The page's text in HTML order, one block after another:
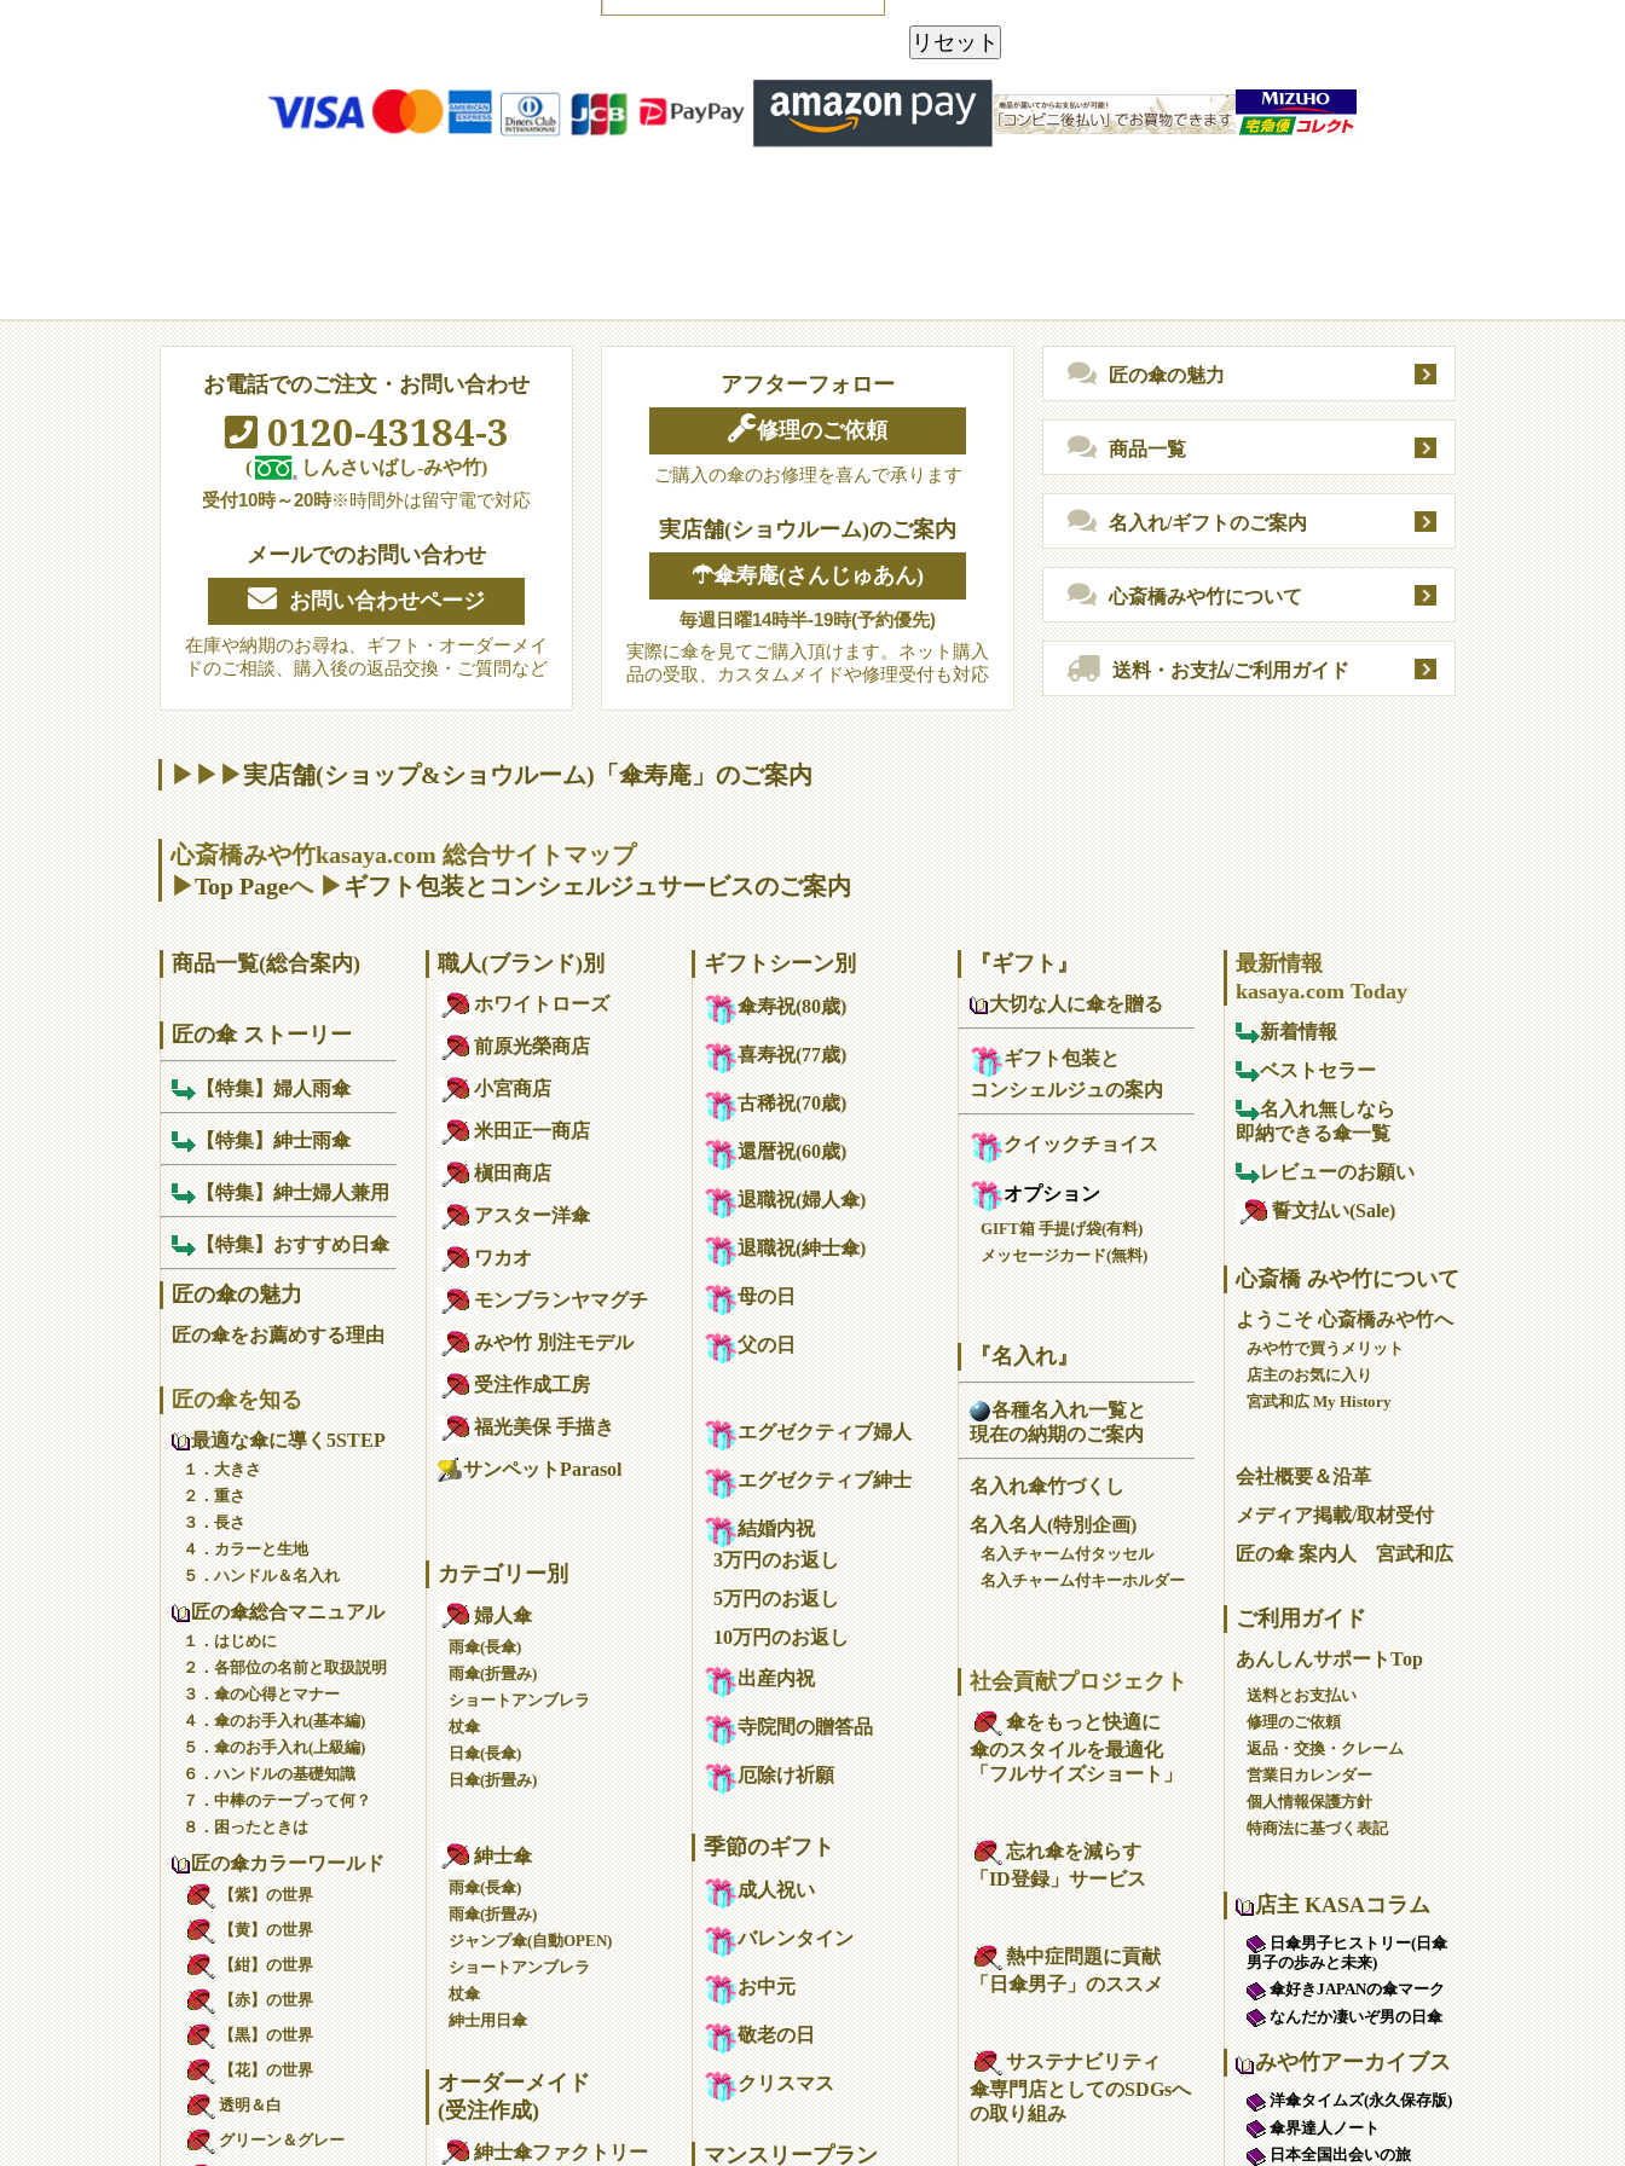
お電話でのご注文・お問い合わせ
0120-43184-3
(
しんさいばし-みや竹)
受付10時～20時※時間外は留守電で対応
メールでのお問い合わせ
お問い合わせページ
在庫や納期のお尋ね、ギフト・オーダーメイ
ドのご相談、購入後の返品交換・ご質問など
アフターフォロー
修理のご依頼
ご購入の傘のお修理を喜んで承ります
実店舗(ショウルーム)のご案内
☂傘寿庵(さんじゅあん)
毎週日曜14時半-19時(予約優先)
実際に傘を見てご購入頂けます。ネット購入
品の受取、カスタムメイドや修理受付も対応
匠の傘の魅力
商品一覧
名入れ/ギフトのご案内
心斎橋みや竹について
送料・お支払/ご利用ガイド
▶▶▶実店舗(ショップ&ショウルーム)「傘寿庵」のご案内
心斎橋みや竹kasaya.com 総合サイトマップ
▶Top Pageへ ▶ギフト包装とコンシェルジュサービスのご案内
商品一覧(総合案内)
匠の傘 ストーリー
【特集】婦人雨傘
【特集】紳士雨傘
【特集】紳士婦人兼用
【特集】おすすめ日傘
匠の傘の魅力
匠の傘をお薦めする理由
匠の傘を知る
最適な傘に導く5STEP
１．大きさ
２．重さ
３．長さ
４．カラーと生地
５．ハンドル＆名入れ
匠の傘総合マニュアル
１．はじめに
２．各部位の名前と取扱説明
３．傘の心得とマナー
４．傘のお手入れ(基本編)
５．傘のお手入れ(上級編)
６．ハンドルの基礎知識
７．中棒のテープって何？
８．困ったときは
匠の傘カラーワールド
【紫】の世界
【黄】の世界
【紺】の世界
【赤】の世界
【黒】の世界
【花】の世界
透明＆白
グリーン＆グレー
職人(ブランド)別
ホワイトローズ
前原光榮商店
小宮商店
米田正一商店
槇田商店
アスター洋傘
ワカオ
モンブランヤマグチ
みや竹 別注モデル
受注作成工房
福光美保 手描き
サンペットParasol
カテゴリー別
婦人傘
雨傘(長傘)
雨傘(折畳み)
ショートアンブレラ
杖傘
日傘(長傘)
日傘(折畳み)
紳士傘
雨傘(長傘)
雨傘(折畳み)
ジャンプ傘(自動OPEN)
ショートアンブレラ
杖傘
紳士用日傘
オーダーメイド
(受注作成)
紳士傘ファクトリー
ギフトシーン別
傘寿祝(80歳)
喜寿祝(77歳)
古稀祝(70歳)
還暦祝(60歳)
退職祝(婦人傘)
退職祝(紳士傘)
母の日
父の日
エグゼクティブ婦人
エグゼクティブ紳士
結婚内祝
3万円のお返し
5万円のお返し
10万円のお返し
出産内祝
寺院間の贈答品
厄除け祈願
季節のギフト
成人祝い
バレンタイン
お中元
敬老の日
クリスマス
マンスリープラン
『ギフト』
大切な人に傘を贈る
ギフト包装と
コンシェルジュの案内
クイックチョイス
オプション
GIFT箱 手提げ袋(有料)
メッセージカード(無料)
『名入れ』
各種名入れ一覧と
現在の納期のご案内
名入れ傘竹づくし
名入名人(特別企画)
名入チャーム付タッセル
名入チャーム付キーホルダー
社会貢献プロジェクト
傘をもっと快適に
傘のスタイルを最適化
「フルサイズショート」
忘れ傘を減らす
「ID登録」サービス
熱中症問題に貢献
「日傘男子」のススメ
サステナビリティ
傘専門店としてのSDGsへ
の取り組み
最新情報
kasaya.com Today
新着情報
ベストセラー
名入れ無しなら
即納できる傘一覧
レビューのお願い
誓文払い(Sale)
心斎橋 みや竹について
ようこそ 心斎橋みや竹へ
みや竹で買うメリット
店主のお気に入り
宮武和広 My History
会社概要＆沿革
メディア掲載/取材受付
匠の傘 案内人 宮武和広
ご利用ガイド
あんしんサポートTop
送料とお支払い
修理のご依頼
返品・交換・クレーム
営業日カレンダー
個人情報保護方針
特商法に基づく表記
店主 KASAコラム
日傘男子ヒストリー(日傘
男子の歩みと未来)
傘好きJAPANの傘マーク
なんだか凄いぞ男の日傘
みや竹アーカイブス
洋傘タイムズ(永久保存版)
傘界達人ノート
日本全国出会いの旅